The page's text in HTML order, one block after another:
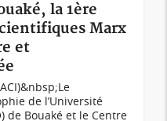
la 1ère
Marx
et
de l’Université
de Bouaké et le Centre